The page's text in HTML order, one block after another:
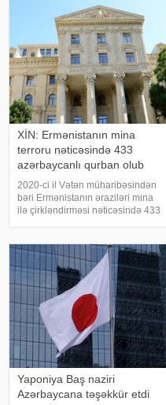
XİN: Ermənistanın mina
terroru nəticəsində 433
azərbaycanlı qurban olub
2020-ci il Vətən müharibəsindən
bəri Ermənistanın əraziləri mina
ilə çirkləndirməsi nəticəsində 433
Nazirliyinin "X" səhifəsində
bildirilib. Son hadisəd
Yaponiya Baş naziri
Azərbaycana təşəkkür etdi